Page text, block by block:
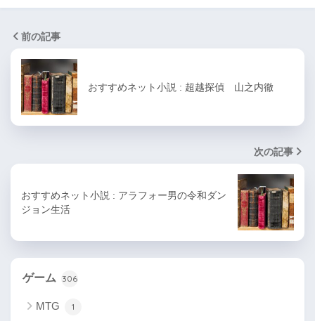
前の記事
おすすめネット小説 : 超越探偵 山之内徹
次の記事
おすすめネット小説 : アラフォー男の令和ダン
ジョン生活
ゲーム 306
MTG 1